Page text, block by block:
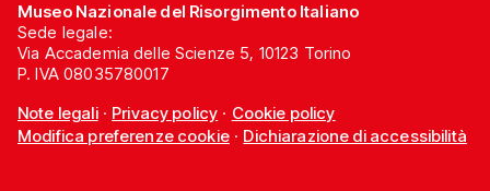
Museo Nazionale del Risorgimento Italiano
Sede legale:
Via Accademia delle Scienze 5, 10123 Torino
P. IVA 08035780017
Note legali· Privacy policy · Cookie policy
Modifica preferenze cookie· Dichiarazione di accessibilità